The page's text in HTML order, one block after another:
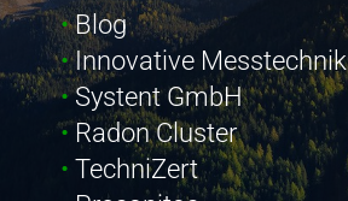
Blog
Innovative Messtechnik
Systent GmbH
Radon Cluster
TechniZert